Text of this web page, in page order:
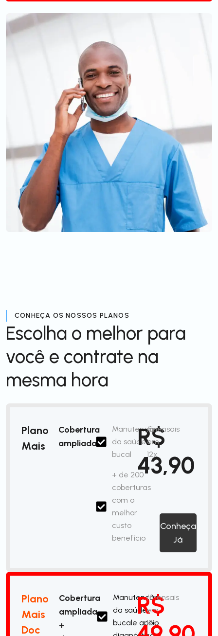
CONHEÇA OS NOSSOS PLANOS
Escolha o melhor para
você e contrate na
mesma hora
Plano
Mais
Cobertura
ampliada
Manutenção
da saúde
bucal
+ de 200
coberturas
com o
melhor
custo
benefício
R$
43,90
/mensais
em
12x
Conheça
Já
Plano
Mais
Doc
Cobertura
ampliada
+
Manutenção
da saúde
bucale apoio
R$
/mensais
em
12x